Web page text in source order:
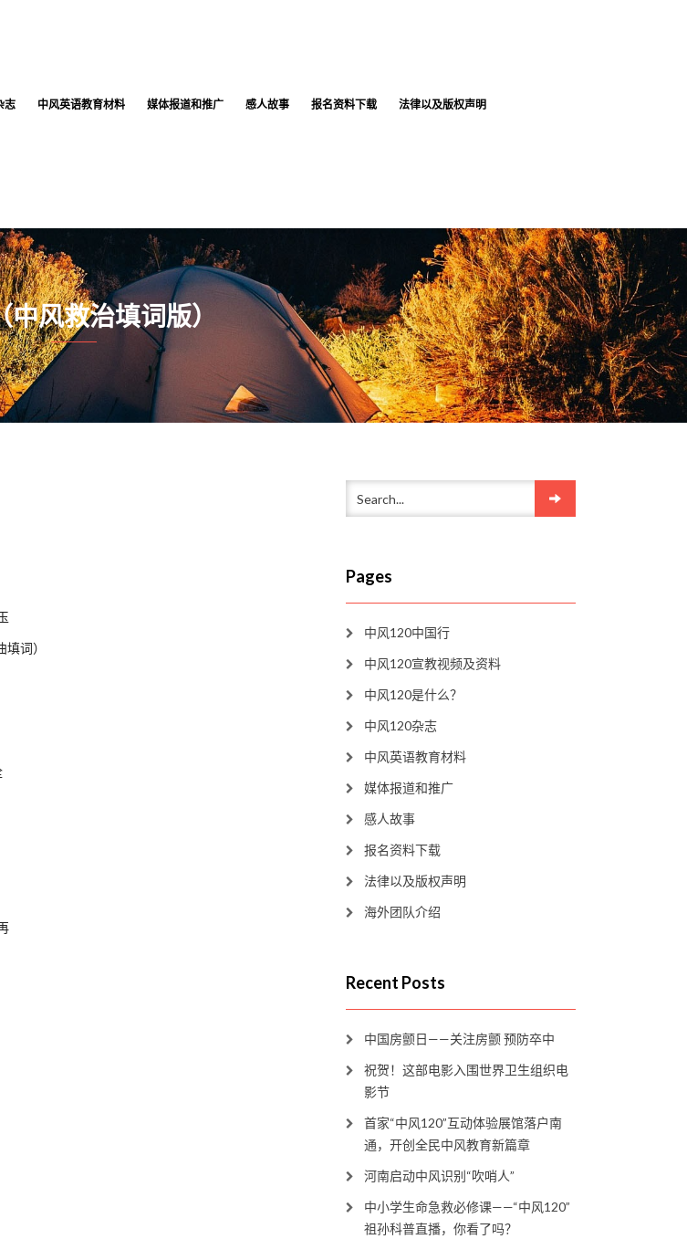
志 中风英语教育材料 媒体报道和推广 感人故事 报名资料下载 法律以及版权声明
中风救治填词版）
填词）
Pages
中风120中国行
中风120宣教视频及资料
中风120是什么？
中风120杂志
中风英语教育材料
媒体报道和推广
感人故事
报名资料下载
法律以及版权声明
海外团队介绍
Recent Posts
中国房颤日——关注房颤 预防卒中
祝贺！这部电影入围世界卫生组织电
影节
首家“中风120”互动体验展馆落户南
通，开创全民中风教育新篇章
河南启动中风识别“吹哨人”
中小学生命急救必修课——“中风120”
祖孙科普直播，你看了吗？